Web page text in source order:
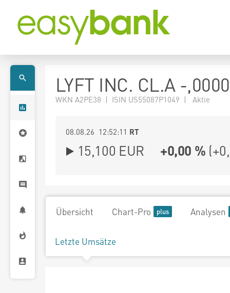
LYFT INC. CL.A -
WKN A2PE38 | ISIN US55087P1049 | Aktie
08.08.26 12:52:11 RT
15,100 EUR +0,00 % (
Übersicht Chart-Pro Analysen
Letzte Umsätze